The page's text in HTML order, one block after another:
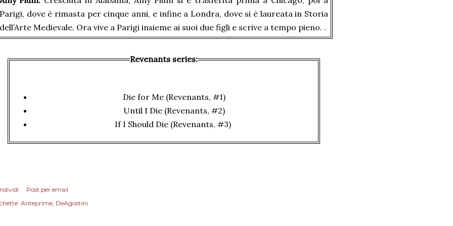
Parigi, dove è rimasta per cinque anni, e infine a Londra, dove si è laureata in Storia
dell’Arte Medievale. Ora vive a Parigi insieme ai suoi due figli e scrive a tempo pieno. .
Revenants series:
Die for Me (Revenants, #1)
Until I Die (Revenants, #2)
If I Should Die (Revenants, #3)
Post per email
Anteprime DeAgostini